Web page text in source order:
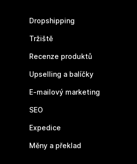
Dropshipping
Tržiště
Recenze produktů
Upselling a balíčky
E-mailový marketing
SEO
Expedice
Měny a překlad